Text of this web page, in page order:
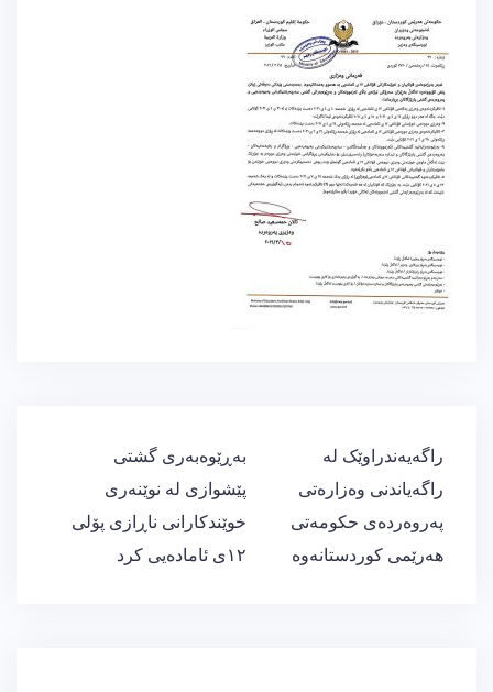
ڕێدۆزیی
بابەت
بەڕێوەبەری گشتی
پێشوازی لە نوێنەری
خوێندکارانی ناڕازی پۆلی
١٢ی ئامادەیی کرد
راگەیەندراوێک لە
راگەیاندنی وەزارەتی
پەروەردەی حکومەتی
هەرێمی کوردستانەوە